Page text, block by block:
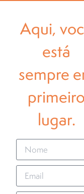
Aqui,
está
sempre
primeiro
lugar.